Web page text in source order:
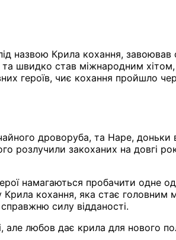
Крила кохання, завоював
швидко став міжнародним хітом,
героїв, чиє кохання пройшло
дроворуба, та Наре, доньки
розлучили закоханих на довгі
намагаються пробачити
Крила кохання, яка стає
силу відданості.
але любов дає крила для нового